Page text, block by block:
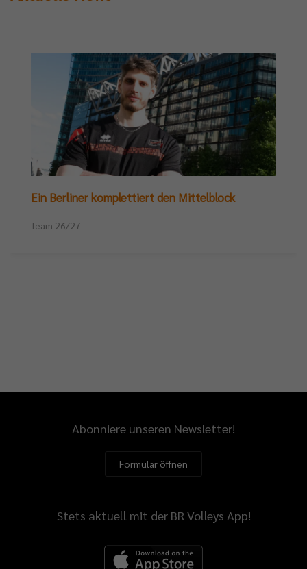
Ein Berliner komplettiert den Mittelblock
Team 26/27
Abonniere unseren Newsletter!
Formular öffnen
Stets aktuell mit der BR Volleys App!